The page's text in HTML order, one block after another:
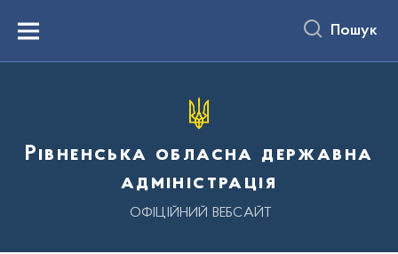
вмістуMenu Пошук
Рівненська обласна державна
адміністрація
ОФІЦІЙНИЙ ВЕБСАЙТ